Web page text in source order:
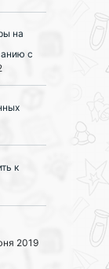
на
с
к
2019